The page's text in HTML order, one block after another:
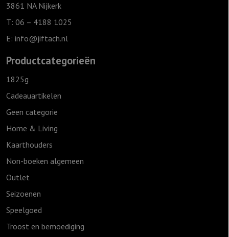
3861 NA Nijkerk
T: 06 – 4188 1025
E: info@jiftach.nl
Productcategorieën
1825g
Cadeauartikelen
Geen categorie
Home & Living
Kaarthouders
Non-boeken algemeen
Outlet
Seizoenen
Speelgoed
Troost en bemoediging